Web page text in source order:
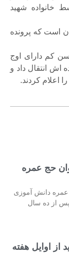
خانواده شهید
3تا7سال زندان است که پرونده
کم دارای اوج
اش انتقال داد و
اعلام کردند.
حج عمره
عمره دانش آموزی
از ده سال
از اوایل هفته